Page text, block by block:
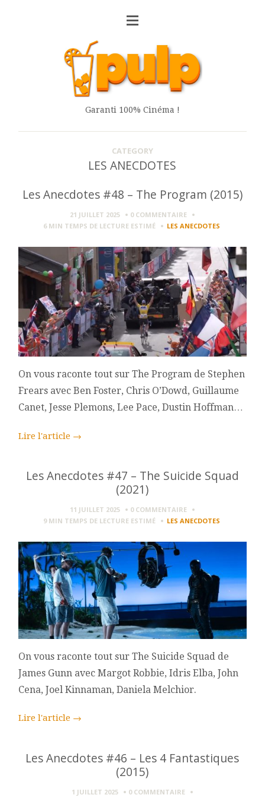
Garanti 100% Cinéma !
CATEGORY
LES ANECDOTES
Les Anecdotes #48 – The Program (2015)
21 JUILLET 2025
0 COMMENTAIRE
6 MIN TEMPS DE LECTURE ESTIMÉ LES ANECDOTES
On vous raconte tout sur The Program de Stephen
Frears avec Ben Foster, Chris O’Dowd, Guillaume
Canet, Jesse Plemons, Lee Pace, Dustin Hoffman…
Lire l'article →
Les Anecdotes #47 – The Suicide Squad
(2021)
11 JUILLET 2025
0 COMMENTAIRE
9 MIN TEMPS DE LECTURE ESTIMÉ LES ANECDOTES
On vous raconte tout sur The Suicide Squad de
James Gunn avec Margot Robbie, Idris Elba, John
Cena, Joel Kinnaman, Daniela Melchior.
Lire l'article →
Les Anecdotes #46 – Les 4 Fantastiques
(2015)
1 JUILLET 2025
0 COMMENTAIRE